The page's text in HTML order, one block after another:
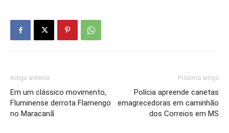
Artigo anterior
Em um clássico movimento,
Fluminense derrota Flamengo
no Maracanã
Próximo artigo
Polícia apreende canetas
emagrecedoras em caminhão
dos Correios em MS